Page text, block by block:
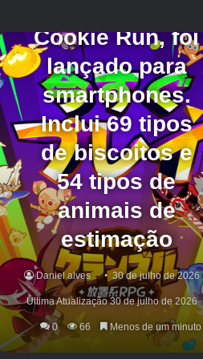
todas vendem coisas
melhor para sementes que
agora.
No momento em que este
loja de Mirella vende as
Semente Preço
Trigo 100
Cenoura 125
Pimentão 150
Fruta doce 200